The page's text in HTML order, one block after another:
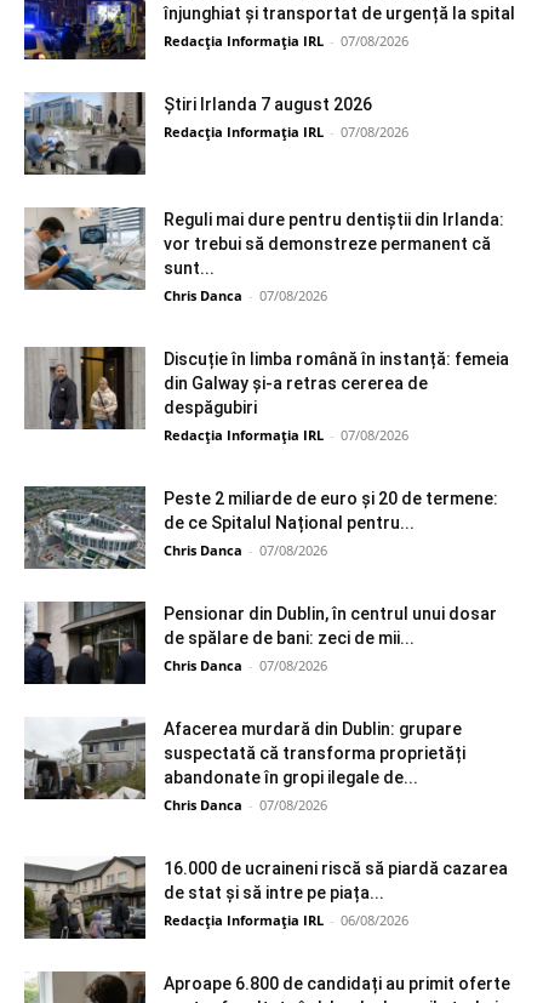
înjunghiat și transportat de urgență la spital
Redacția Informația IRL - 07/08/2026
Știri Irlanda 7 august 2026
Redacția Informația IRL - 07/08/2026
Reguli mai dure pentru dentiștii din Irlanda:
vor trebui să demonstreze permanent că
sunt...
Chris Danca - 07/08/2026
Discuție în limba română în instanță: femeia
din Galway și-a retras cererea de
despăgubiri
Redacția Informația IRL - 07/08/2026
Peste 2 miliarde de euro și 20 de termene:
de ce Spitalul Național pentru...
Chris Danca - 07/08/2026
Pensionar din Dublin, în centrul unui dosar
de spălare de bani: zeci de mii...
Chris Danca - 07/08/2026
Afacerea murdară din Dublin: grupare
suspectată că transforma proprietăți
abandonate în gropi ilegale de...
Chris Danca - 07/08/2026
16.000 de ucraineni riscă să piardă cazarea
de stat și să intre pe piața...
Redacția Informația IRL - 06/08/2026
Aproape 6.800 de candidați au primit oferte